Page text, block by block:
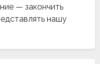
— закончить
нашу